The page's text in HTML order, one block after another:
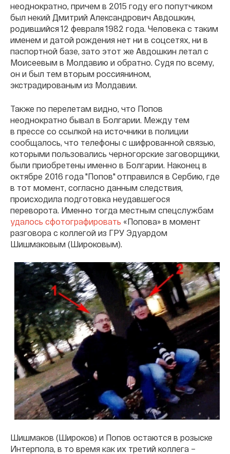
неоднократно, причем в 2015 году его попутчиком
был некий Дмитрий Александрович Авдошкин,
родившийся 12 февраля 1982 года. Человека с таким
именем и датой рождения нет ни в соцсетях, ни в
паспортной базе, зато этот же Авдошкин летал с
Моисеевым в Молдавию и обратно. Судя по всему,
он и был тем вторым россиянином,
экстрадированым из Молдавии.
Также по перелетам видно, что Попов
неоднократно бывал в Болгарии. Между тем
в прессе со ссылкой на источники в полиции
сообщалось, что телефоны с шифрованной связью,
которыми пользовались черногорские заговорщики,
были приобретены именно в Болгарии. Наконец в
октябре 2016 года "Попов" отправился в Сербию, где
в тот момент, согласно данным следствия,
происходила подготовка неудавшегося
переворота. Именно тогда местным спецслужбам
удалось сфотографировать «Попова» в момент
разговора с коллегой из ГРУ Эдуардом
Шишмаковым (Широковым).
Шишмаков (Широков) и Попов остаются в розыске
Интерпола, в то время как их третий коллега –